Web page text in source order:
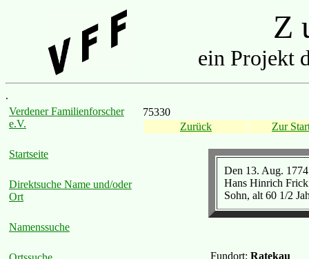
Z
ein Projekt
.
Verdener Familienforscher
e.V.
Startseite
Direktsuche Name und/oder
Ort
Namenssuche
75330
Zurück
Zur
Den 13. Aug.
Hans Hinrich
Sohn, alt 60 1/2
Fundort: Ratekau